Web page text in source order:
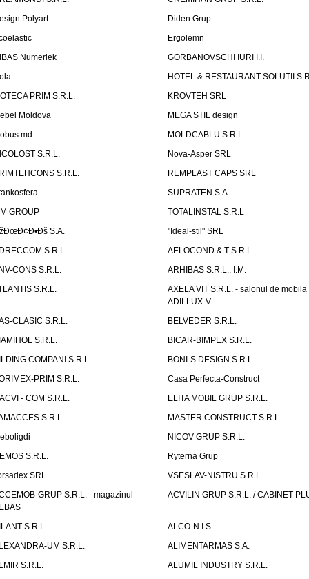
Polyart
Diden Grup
Ergolemn
Numeriek
GORBANOVSCHI IURI I.I.
HOTEL & RESTAURANT SOLUTII
PRIM S.R.L.
KROVTEH SRL
Moldova
MEGA STIL design
MOLDCABLU S.R.L.
S.R.L.
Nova-Asper SRL
S.R.L.
REMPLAST CAPS SRL
SUPRATEN S.A.
GROUP
TOTALINSTAL S.R.L
S.A.
"Ideal-stil" SRL
S.R.L.
AELOCOND & T S.R.L.
CONS S.R.L.
ARHIBAS S.R.L., I.M.
S.R.L.
AXELA VIT S.R.L. - salonul de mobila
ADILLUX-V
CLASIC S.R.L.
BELVEDER S.R.L.
S.R.L.
BICAR-BIMPEX S.R.L.
COMPANI S.R.L.
BONI-S DESIGN S.R.L.
PRIM S.R.L.
Casa Perfecta-Construct
- COM S.R.L.
ELITA MOBIL GRUP S.R.L.
S.R.L.
MASTER CONSTRUCT S.R.L.
NICOV GRUP S.R.L.
S.R.L.
Ryterna Grup
SRL
VSESLAV-NISTRU S.R.L.
GRUP S.R.L. - magazinul
ACVILIN GRUP S.R.L. / CABINET
S.R.L.
ALCO-N I.S.
UM S.R.L.
ALIMENTARMAS S.A.
S.R.L.
ALUMIL INDUSTRY S.R.L.